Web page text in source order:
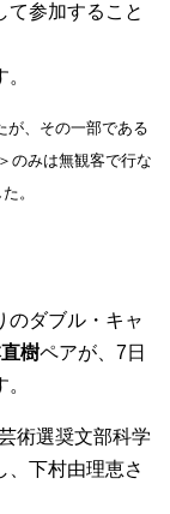
て参加すること
が、その一部である
のみは無観客で行な
。
のダブル・キャ
樹ペアが、7日
術選奨文部科学
、下村由理恵さ